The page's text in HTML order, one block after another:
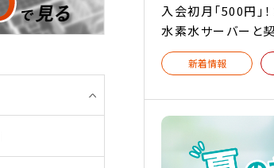
入会初月「500円」
水素水サーバーと
新着情報